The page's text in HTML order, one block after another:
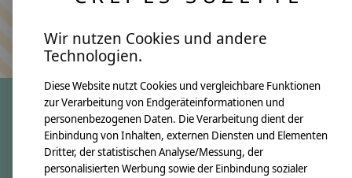
Keine Sorge, wir übertreiben es nicht
crêpes suzette
Über uns
Wir nutzen Cookies und andere
Technologien.
Diese Website nutzt Cookies und vergleichbare Funktionen
zur Verarbeitung von Endgeräteinformationen und
personenbezogenen Daten. Die Verarbeitung dient der
Einbindung von Inhalten, externen Diensten und Elementen
Dritter, der statistischen Analyse/Messung, der
personalisierten Werbung sowie der Einbindung sozialer